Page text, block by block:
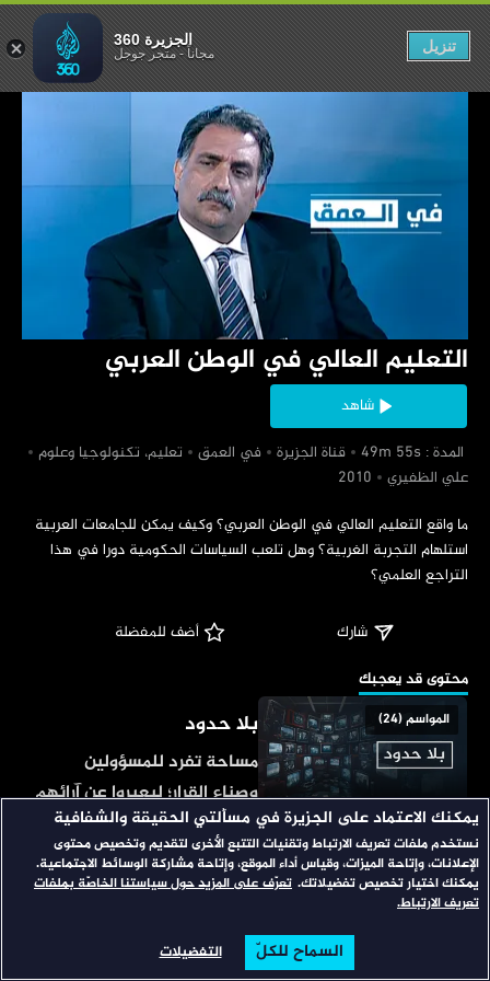
تصفح
‏التعليم العالي في الوطن العربي
شاهد
‏ المدة : 49m 55s
‏قناة الجزيرة ‏في العمق
‏تعليم، تكنولوجيا وعلوم
‏علي الظفيري
التراجع العلمي؟
شارك
أضف للمفضلة
‏محتوى قد يعجبك
المواسم (24) بلا حدود
مساحة تفرد للمسؤولين
وصناع القرار؛ ليعبروا عن آرائهم
في أهم قضايا الساعة، يتبنى
المذيع وجهة النظر المخالفة
للضيف؛ ليوجه له مجموعة
يدفعه للإدلاء بمعلومات مثيرة.
المواسم (31) الاتجاه المعاكس
برنامج يتناول القضايا
الخلافية والجدلية الساخنة.
الوطن العربي
الجزيرة 360
مجاناً-متجر جوجل تنزيل
يمكنك الاعتماد على الجزيرة في مسألتي الحقيقة والشفافية
نستخدم ملفات تعريف الارتباط وتقنيات التتبع الأخرى لتقديم وتخصيص محتوى
الإعلانات، وإتاحة الميزات، وقياس أداء الموقع، وإتاحة مشاركة الوسائط الاجتماعية.
يمكنك اختيار تخصيص تفضيلاتك. تعرّف على المزيد حول سياستنا الخاصّة بملفات
تعريف الارتباط.
التفضيلات السماح للكلّ